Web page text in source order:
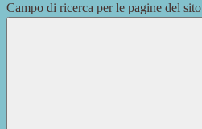
Campo di ricerca per le pagine del sito